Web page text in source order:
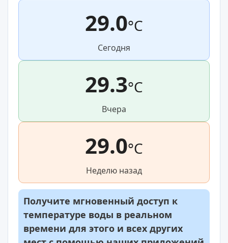
29.0°C
Сегодня
29.3°C
Вчера
29.0°C
Неделю назад
Получите мгновенный доступ к
температуре воды в реальном
времени для этого и всех других